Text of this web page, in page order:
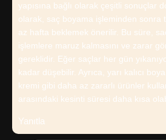
yapısına bağlı olarak çeşitli sonuçlar
olarak, saç boyama işleminden sonra
az hafta beklemek önerilir. Bu süre,
işlemlere maruz kalmasını ve zarar
gereklidir. Eğer saçlar her gün
kadar düşebilir. Ayrıca, yarı kalıcı
kremi gibi daha az zararlı ürünler
arasındaki kesinti süresi daha kısa
Yanıtla